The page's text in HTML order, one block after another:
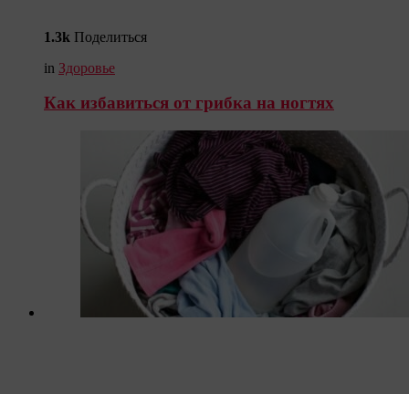
1.3k Поделиться
in Здоровье
Как избавиться от грибка на ногтях